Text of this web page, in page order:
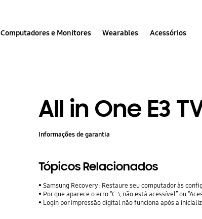
Computadores e Monitores Wearables Acessórios
All in One E3
Informações de garantia
Tópicos Relacionados
Samsung Recovery: Restaure seu computador às
Por que aparece o erro “C:\ não está acessível” ou
Login por impressão digital não funciona após a